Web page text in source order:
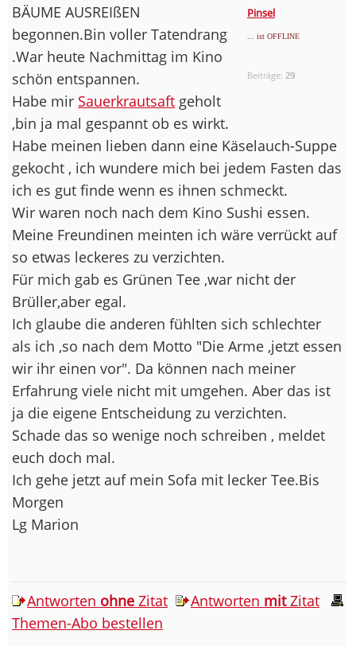
Pinsel
... ist OFFLINE
Beiträge: 29
BÄUME AUSREIßEN
begonnen.Bin voller Tatendrang
.War heute Nachmittag im Kino
schön entspannen.
Habe mir Sauerkrautsaft geholt
,bin ja mal gespannt ob es wirkt.
Habe meinen lieben dann eine Käselauch-Suppe
gekocht , ich wundere mich bei jedem Fasten das
ich es gut finde wenn es ihnen schmeckt.
Wir waren noch nach dem Kino Sushi essen.
Meine Freundinen meinten ich wäre verrückt auf
so etwas leckeres zu verzichten.
Für mich gab es Grünen Tee ,war nicht der
Brüller,aber egal.
Ich glaube die anderen fühlten sich schlechter
als ich ,so nach dem Motto "Die Arme ,jetzt essen
wir ihr einen vor". Da können nach meiner
Erfahrung viele nicht mit umgehen. Aber das ist
ja die eigene Entscheidung zu verzichten.
Schade das so wenige noch schreiben , meldet
euch doch mal.
Ich gehe jetzt auf mein Sofa mit lecker Tee.Bis
Morgen
Lg Marion
Antworten ohne Zitat Antworten mitZitat
Themen-Abo bestellen